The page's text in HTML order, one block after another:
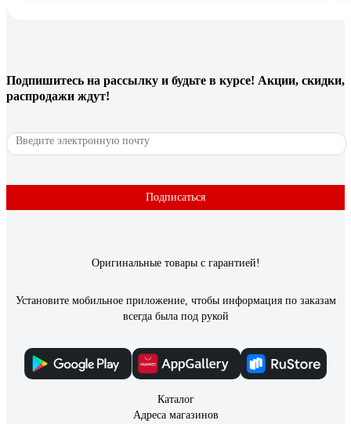
Подпишитесь на рассылку и будьте в курсе! Акции, скидки,
распродажи ждут!
Подписаться
Оригинальные товары с гарантией!
Установите мобильное приложение, чтобы информация по заказам
всегда была под рукой
Каталог
Адреса магазинов